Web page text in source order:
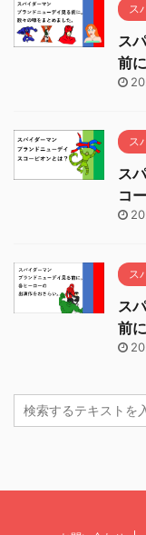
ス
ス
前
ス
ス
コ
ス
ス
前